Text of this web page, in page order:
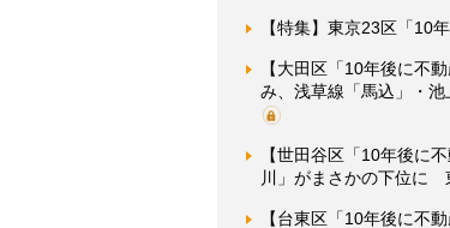
【特集】東京23区「10
【大田区「10年後に不
み、浅草線「馬込」・
【世田谷区「10年後に
川」がまさかの下位に
【台東区「10年後に不